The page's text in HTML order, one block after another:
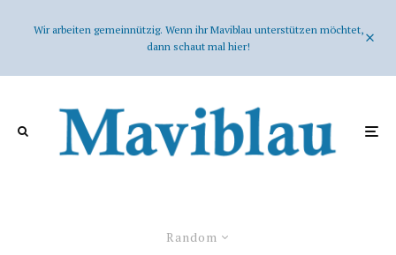
Wir arbeiten gemeinnützig. Wenn ihr Maviblau unterstützen möchtet,
dann schaut mal hier!
Random